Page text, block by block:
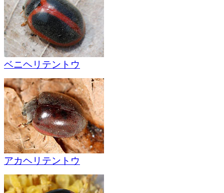
ベニヘリテントウ
アカヘリテントウ